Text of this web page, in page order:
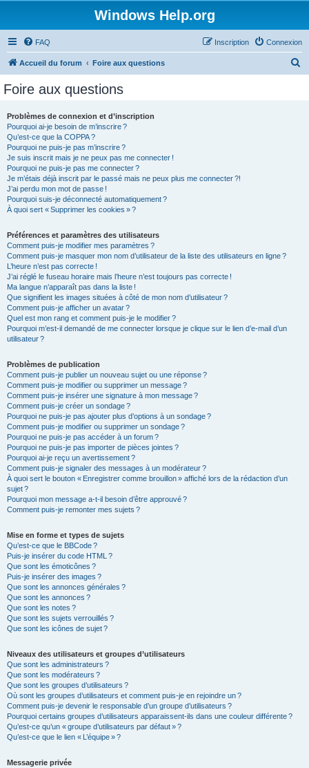
Windows Help.org
FAQ Connexion
Inscription
Accueil du forum Foire aux questions
Foire aux questions
Problèmes de connexion et d’inscription
Pourquoi ai-je besoin de m’inscrire ?
Qu’est-ce que la COPPA ?
Pourquoi ne puis-je pas m’inscrire ?
Je suis inscrit mais je ne peux pas me connecter !
Pourquoi ne puis-je pas me connecter ?
Je m’étais déjà inscrit par le passé mais ne peux plus me connecter ?!
J’ai perdu mon mot de passe !
Pourquoi suis-je déconnecté automatiquement ?
À quoi sert « Supprimer les cookies » ?
Préférences et paramètres des utilisateurs
Comment puis-je modifier mes paramètres ?
Comment puis-je masquer mon nom d’utilisateur de la liste des utilisateurs en ligne ?
L’heure n’est pas correcte !
J’ai réglé le fuseau horaire mais l’heure n’est toujours pas correcte !
Ma langue n’apparaît pas dans la liste !
Que signifient les images situées à côté de mon nom d’utilisateur ?
Comment puis-je afficher un avatar ?
Quel est mon rang et comment puis-je le modifier ?
Pourquoi m’est-il demandé de me connecter lorsque je clique sur le lien d’e-mail d’un
utilisateur ?
Problèmes de publication
Comment puis-je publier un nouveau sujet ou une réponse ?
Comment puis-je modifier ou supprimer un message ?
Comment puis-je insérer une signature à mon message ?
Comment puis-je créer un sondage ?
Pourquoi ne puis-je pas ajouter plus d’options à un sondage ?
Comment puis-je modifier ou supprimer un sondage ?
Pourquoi ne puis-je pas accéder à un forum ?
Pourquoi ne puis-je pas importer de pièces jointes ?
Pourquoi ai-je reçu un avertissement ?
Comment puis-je signaler des messages à un modérateur ?
À quoi sert le bouton « Enregistrer comme brouillon » affiché lors de la rédaction d’un
sujet ?
Pourquoi mon message a-t-il besoin d’être approuvé ?
Comment puis-je remonter mes sujets ?
Mise en forme et types de sujets
Qu’est-ce que le BBCode ?
Puis-je insérer du code HTML ?
Que sont les émoticônes ?
Puis-je insérer des images ?
Que sont les annonces générales ?
Que sont les annonces ?
Que sont les notes ?
Que sont les sujets verrouillés ?
Que sont les icônes de sujet ?
Niveaux des utilisateurs et groupes d’utilisateurs
Que sont les administrateurs ?
Que sont les modérateurs ?
Que sont les groupes d’utilisateurs ?
Où sont les groupes d’utilisateurs et comment puis-je en rejoindre un ?
Comment puis-je devenir le responsable d’un groupe d’utilisateurs ?
Pourquoi certains groupes d’utilisateurs apparaissent-ils dans une couleur différente ?
Qu’est-ce qu’un « groupe d’utilisateurs par défaut » ?
Qu’est-ce que le lien « L’équipe » ?
Messagerie privée